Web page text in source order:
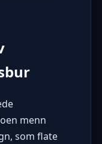
menn
som flate